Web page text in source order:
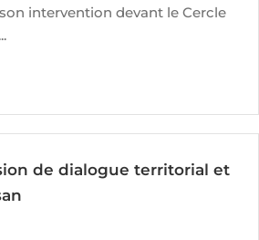
intervention devant le Cercle
de dialogue territorial et